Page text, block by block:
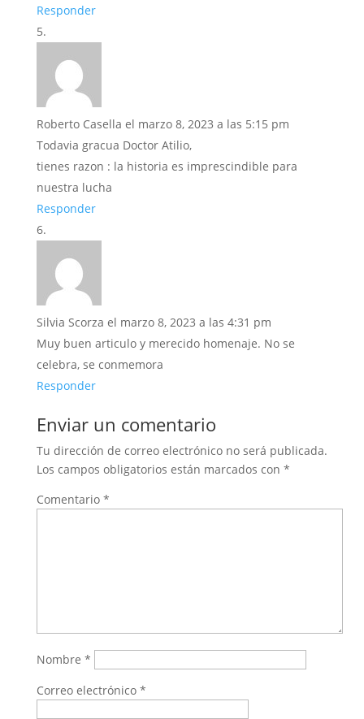
Responder
Roberto Casella el marzo 8, 2023 a las 5:15 pm
Todavia gracua Doctor Atilio,
tienes razon : la historia es imprescindible para
nuestra lucha
Responder
Silvia Scorza el marzo 8, 2023 a las 4:31 pm
Muy buen articulo y merecido homenaje. No se
celebra, se conmemora
Responder
Enviar un comentario
Tu dirección de correo electrónico no será publicada.
Los campos obligatorios están marcados con *
Comentario *
Nombre *
Correo electrónico *